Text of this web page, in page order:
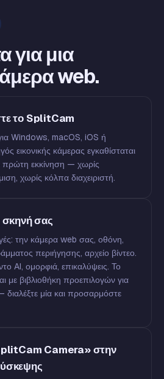
για μια
web.
το SplitCam
Windows, macOS, iOS ή
εικονικής κάμερας εγκαθίσταται
πρώτη εκκίνηση — χωρίς
χωρίς κόλπα διαχειριστή.
σκηνή σας
την κάμερα web σας, οθόνη,
περιήγησης, αρχείο βίντεο.
AI, ομορφιά, επικαλύψεις. Το
με βιβλιοθήκη προεπιλογών για
διαλέξτε μία και προσαρμόστε
Camera» στην